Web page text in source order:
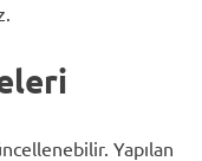
Yapılan